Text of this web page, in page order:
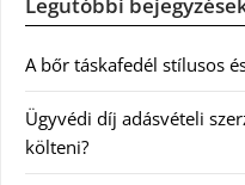
A bőr táskafedél stílusos
Ügyvédi díj adásvételi
költeni?